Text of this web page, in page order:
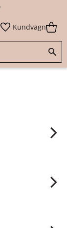
Kundvagn